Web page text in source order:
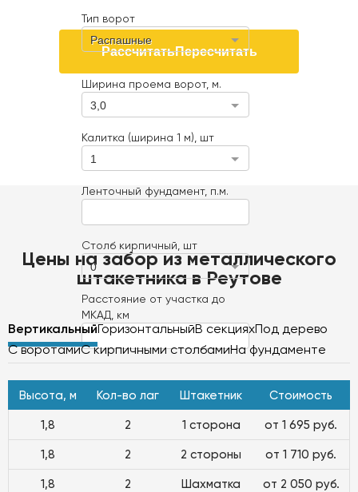
Тип ворот
Распашные
Ширина проема ворот, м.
3,0
Калитка (ширина 1 м), шт
1
Ленточный фундамент, п.м.
Столб кирпичный, шт
0
Расстояние от участка до
МКАД, км
РассчитатьПересчитать
Цены на забор из металлического
штакетника в Реутове
ВертикальныйГоризонтальныйВ секцияхПод дерево
С воротамиС кирпичными столбамиНа фундаменте
Высота, м Кол-во лаг Штакетник Стоимость
1,8 2 1 сторона от 1 695 руб.
1,8 2 2 стороны от 1 710 руб.
1,8 2 Шахматка от 2 050 руб.